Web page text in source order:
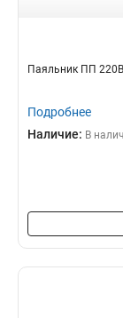
Паяльник ПП
Подробнее
Наличие: В